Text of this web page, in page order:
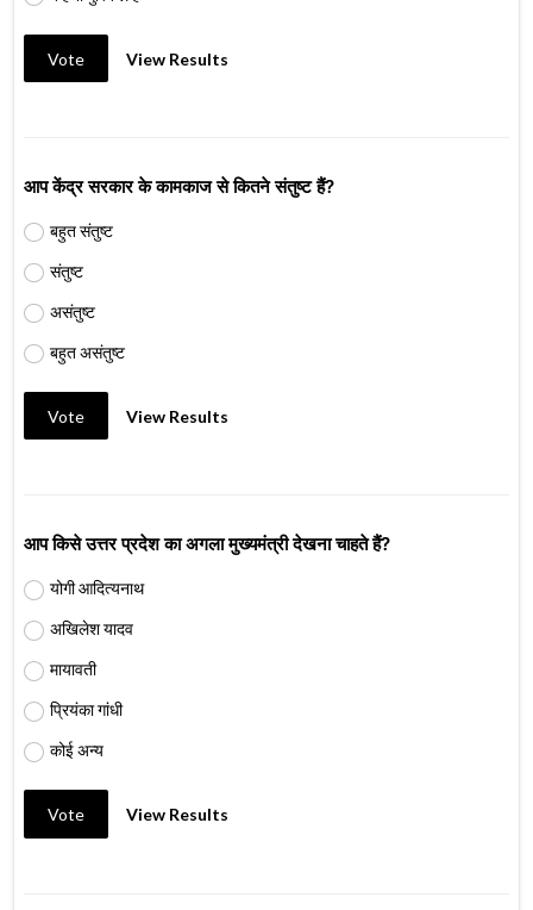
Vote View Results
आप केंद्र सरकार के कामकाज से कितने संतुष्ट हैं?
बहुत संतुष्ट
संतुष्ट
असंतुष्ट
बहुत असंतुष्ट
Vote View Results
आप किसे उत्तर प्रदेश का अगला मुख्यमंत्री देखना चाहते हैं?
योगी आदित्यनाथ
अखिलेश यादव
मायावती
प्रियंका गांधी
कोई अन्य
Vote View Results